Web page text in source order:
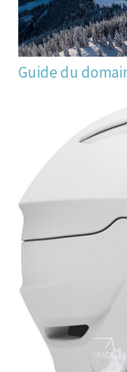
Guide du